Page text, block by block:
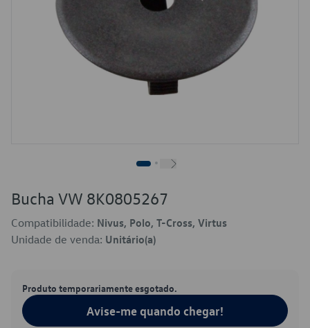
Bucha VW 8K0805267
Compatibilidade: Nivus, Polo, T-Cross, Virtus
Unidade de venda: Unitário(a)
Produto temporariamente esgotado.
Avise-me quando chegar!